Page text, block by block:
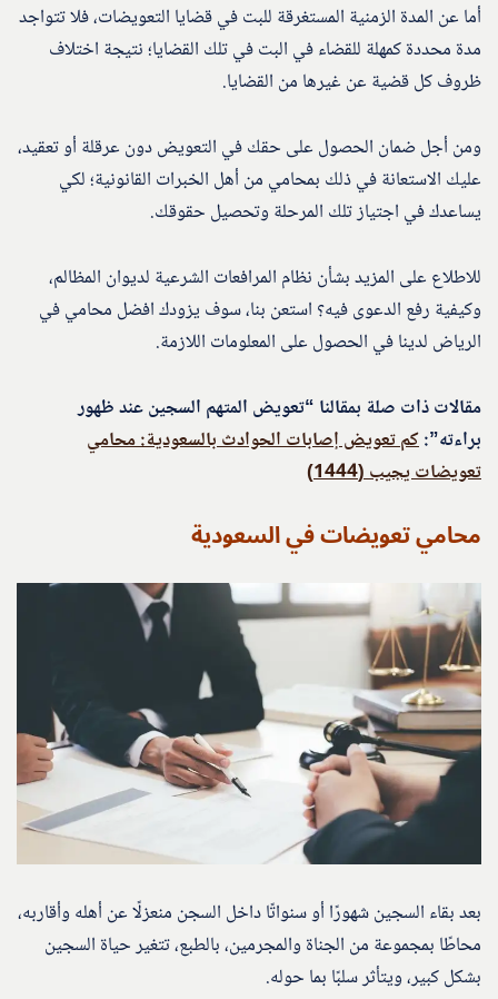
أما عن المدة الزمنية المستغرقة للبت في قضايا التعويضات، فلا تتواجد
مدة محددة كمهلة للقضاء في البت في تلك القضايا؛ نتيجة اختلاف
ظروف كل قضية عن غيرها من القضايا.
ومن أجل ضمان الحصول على حقك في التعويض دون عرقلة أو تعقيد،
عليك الاستعانة في ذلك بمحامي من أهل الخبرات القانونية؛ لكي
يساعدك في اجتياز تلك المرحلة وتحصيل حقوقك.
للاطلاع على المزيد بشأن نظام المرافعات الشرعية لديوان المظالم،
وكيفية رفع الدعوى فيه؟ استعن بنا، سوف يزودك افضل محامي في
الرياض لدينا في الحصول على المعلومات اللازمة.
مقالات ذات صلة بمقالنا “تعويض المتهم السجين عند ظهور
براءته”:كم تعويض إصابات الحوادث بالسعودية: محامي
تعويضات يجيب (1444)
محامي تعويضات في السعودية
بعد بقاء السجين شهورًا أو سنواتًا داخل السجن منعزلًا عن أهله وأقاربه،
محاطًا بمجموعة من الجناة والمجرمين، بالطبع، تتغير حياة السجين
بشكل كبير، ويتأثر سلبًا بما حوله.